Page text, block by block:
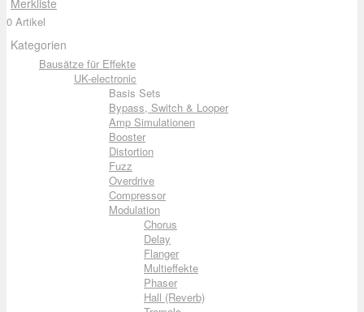
Merkliste
0 Artikel
Kategorien
Bausätze für Effekte
UK-electronic
Basis Sets
Bypass, Switch & Looper
Amp Simulationen
Booster
Distortion
Fuzz
Overdrive
Compressor
Modulation
Chorus
Delay
Flanger
Multieffekte
Phaser
Hall (Reverb)